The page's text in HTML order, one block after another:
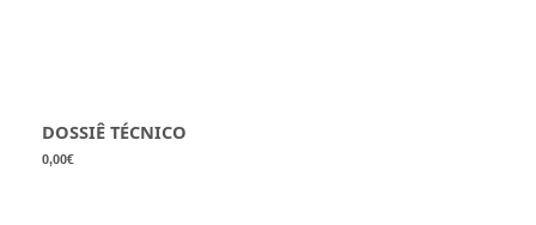
DOSSIÊ TÉCNICO
0,00€